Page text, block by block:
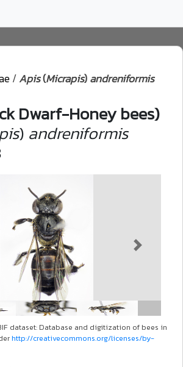
/Apis(Micrapis)andreniformis
Dwarf-Honey bees)
) andreniformis
Next
dataset: Database and digitization of bees in
http://creativecommons.org/licenses/by-